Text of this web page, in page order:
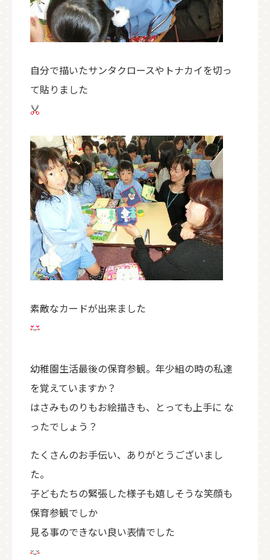
自分で描いたサンタクロースやトナカイを切っ
て貼りました
素敵なカードが出来ました
幼稚園生活最後の保育参観。年少組の時の私達
を覚えていますか？
はさみものりもお絵描きも、とっても上手に な
ったでしょう？
たくさんのお手伝い、ありがとうございまし
た。
子どもたちの緊張した様子も嬉しそうな笑顔も
保育参観でしか
見る事のできない良い表情でした